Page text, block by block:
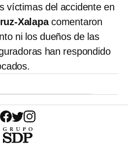
víctimas del accidente en
Xalapacomentaron
ni los dueños de las
han respondido